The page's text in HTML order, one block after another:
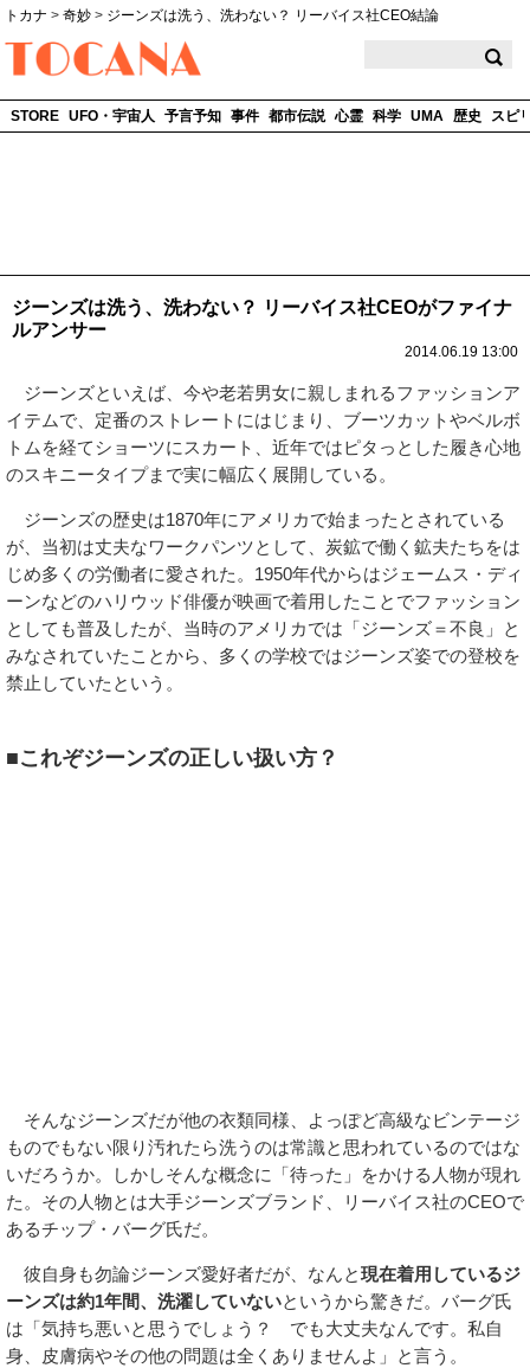
トカナ > 奇妙 > ジーンズは洗う、洗わない？ リーバイス社CEO結論
STORE UFO・宇宙人 予言予知 事件 都市伝説 心霊 科学 UMA 歴史 スピ
ジーンズは洗う、洗わない？ リーバイス社CEOがファイナ
ルアンサー
2014.06.19 13:00
ジーンズといえば、今や老若男女に親しまれるファッションア
イテムで、定番のストレートにはじまり、ブーツカットやベルボ
トムを経てショーツにスカート、近年ではピタっとした履き心地
のスキニータイプまで実に幅広く展開している。
ジーンズの歴史は1870年にアメリカで始まったとされている
が、当初は丈夫なワークパンツとして、炭鉱で働く鉱夫たちをは
じめ多くの労働者に愛された。1950年代からはジェームス・ディ
ーンなどのハリウッド俳優が映画で着用したことでファッション
としても普及したが、当時のアメリカでは「ジーンズ＝不良」と
みなされていたことから、多くの学校ではジーンズ姿での登校を
禁止していたという。
■これぞジーンズの正しい扱い方？
そんなジーンズだが他の衣類同様、よっぽど高級なビンテージ
ものでもない限り汚れたら洗うのは常識と思われているのではな
いだろうか。しかしそんな概念に「待った」をかける人物が現れ
た。その人物とは大手ジーンズブランド、リーバイス社のCEOで
あるチップ・バーグ氏だ。
彼自身も勿論ジーンズ愛好者だが、なんと現在着用しているジ
ーンズは約1年間、洗濯していないというから驚きだ。バーグ氏
は「気持ち悪いと思うでしょう？ でも大丈夫なんです。私自
身、皮膚病やその他の問題は全くありませんよ」と言う。